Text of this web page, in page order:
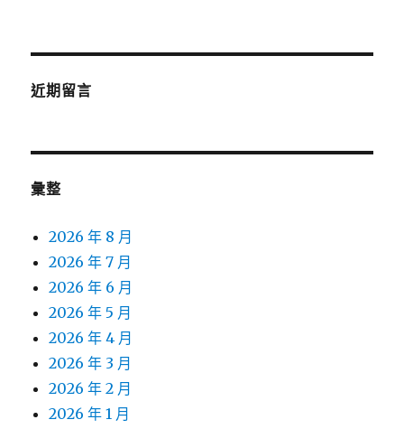
近期留言
彙整
2026 年 8 月
2026 年 7 月
2026 年 6 月
2026 年 5 月
2026 年 4 月
2026 年 3 月
2026 年 2 月
2026 年 1 月